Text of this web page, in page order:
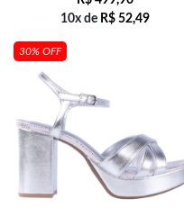
10x de R$52,49
30% OFF